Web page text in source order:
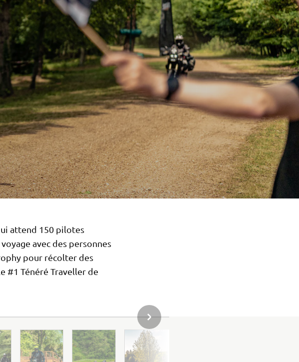
attend 150 pilotes
avec des personnes
pour récolter des
#1 Ténéré Traveller de
ARTICLE SUIVANT DE LA GALERIE